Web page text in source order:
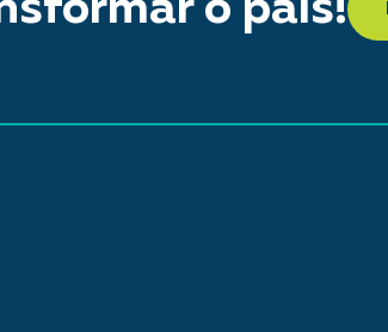
o país!